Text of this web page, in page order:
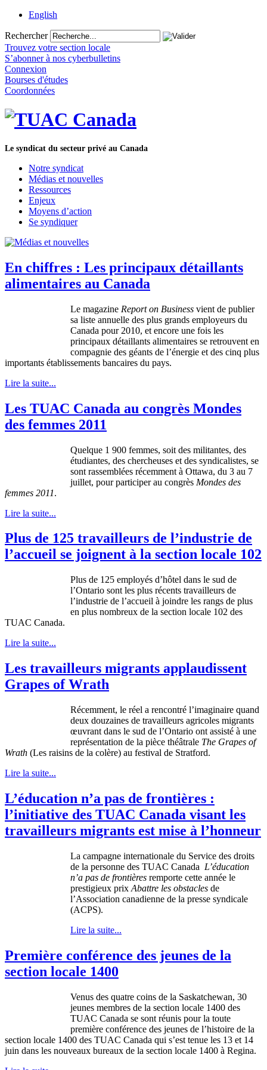
English
Rechercher
Trouvez votre section locale
S’abonner à nos cyberbulletins
Connexion
Bourses d'études
Coordonnées
Le syndicat du secteur privé au Canada
Notre syndicat
Médias et nouvelles
Ressources
Enjeux
Moyens d’action
Se syndiquer
En chiffres : Les principaux détaillants
alimentaires au Canada
Le magazine Report on Business vient de publier
sa liste annuelle des plus grands employeurs du
Canada pour 2010, et encore une fois les
principaux détaillants alimentaires se retrouvent en
compagnie des géants de l’énergie et des cinq plus
importants établissements bancaires du pays.
Lire la suite...
Les TUAC Canada au congrès Mondes
des femmes 2011
Quelque 1 900 femmes, soit des militantes, des
étudiantes, des chercheuses et des syndicalistes, se
sont rassemblées récemment à Ottawa, du 3 au 7
juillet, pour participer au congrès Mondes des
femmes 2011.
Lire la suite...
Plus de 125 travailleurs de l’industrie de
l’accueil se joignent à la section locale 102
Plus de 125 employés d’hôtel dans le sud de
l’Ontario sont les plus récents travailleurs de
l’industrie de l’accueil à joindre les rangs de plus
en plus nombreux de la section locale 102 des
TUAC Canada.
Lire la suite...
Les travailleurs migrants applaudissent
Grapes of Wrath
Récemment, le réel a rencontré l’imaginaire quand
deux douzaines de travailleurs agricoles migrants
œuvrant dans le sud de l’Ontario ont assisté à une
représentation de la pièce théâtrale The Grapes of
Wrath (Les raisins de la colère) au festival de Stratford.
Lire la suite...
L’éducation n’a pas de frontières :
l’initiative des TUAC Canada visant les
travailleurs migrants est mise à l’honneur
La campagne internationale du Service des droits
de la personne des TUAC Canada L’éducation
n’a pas de frontières remporte cette année le
prestigieux prix Abattre les obstacles de
l’Association canadienne de la presse syndicale
(ACPS).
Lire la suite...
Première conférence des jeunes de la
section locale 1400
Venus des quatre coins de la Saskatchewan, 30
jeunes membres de la section locale 1400 des
TUAC Canada se sont réunis pour la toute
première conférence des jeunes de l’histoire de la
section locale 1400 des TUAC Canada qui s’est tenue les 13 et 14
juin dans les nouveaux bureaux de la section locale 1400 à Regina.